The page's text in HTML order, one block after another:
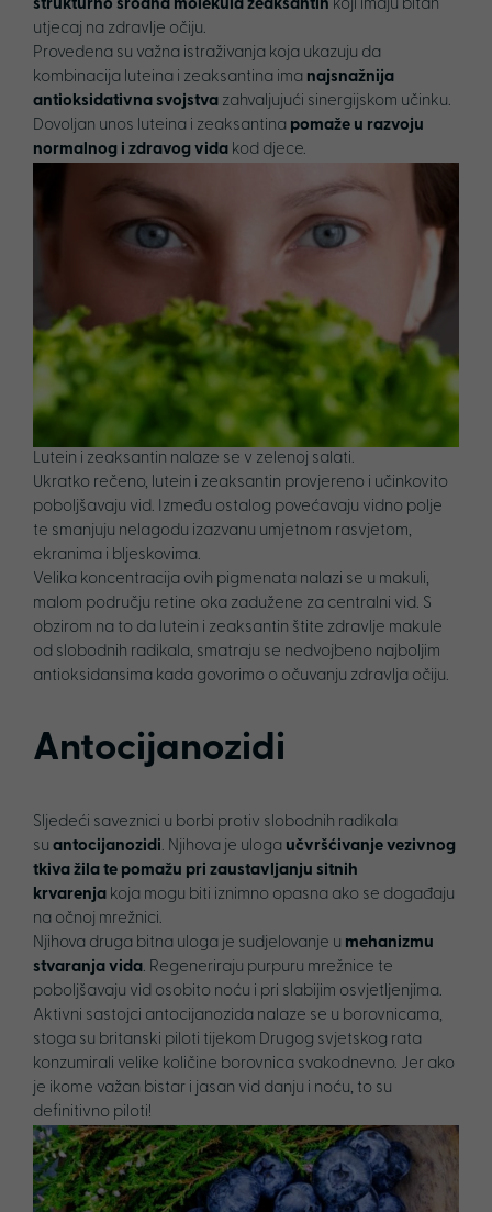
strukturno srodna molekula zeaksantin koji imaju bitan
utjecaj na zdravlje očiju.
Provedena su važna istraživanja koja ukazuju da
kombinacija luteina i zeaksantina ima najsnažnija
antioksidativna svojstvazahvaljujući sinergijskom učinku.
Dovoljan unos luteina i zeaksantina pomaže u razvoju
normalnog i zdravog vida kod djece.
Lutein i zeaksantin nalaze se v zelenoj salati.
Ukratko rečeno, lutein i zeaksantin provjereno i učinkovito
poboljšavaju vid. Između ostalog povećavaju vidno polje
te smanjuju nelagodu izazvanu umjetnom rasvjetom,
ekranima i bljeskovima.
Velika koncentracija ovih pigmenata nalazi se u makuli,
malom području retine oka zadužene za centralni vid. S
obzirom na to da lutein i zeaksantin štite zdravlje makule
od slobodnih radikala, smatraju se nedvojbeno najboljim
antioksidansima kada govorimo o očuvanju zdravlja očiju.
Antocijanozidi
Sljedeći saveznici u borbi protiv slobodnih radikala
su antocijanozidi. Njihova je uloga učvršćivanje vezivnog
tkiva žila te pomažu pri zaustavljanju sitnih
krvarenjakoja mogu biti iznimno opasna ako se događaju
na očnoj mrežnici.
Njihova druga bitna uloga je sudjelovanje u mehanizmu
stvaranja vida. Regeneriraju purpuru mrežnice te
poboljšavaju vid osobito noću i pri slabijim osvjetljenjima.
Aktivni sastojci antocijanozida nalaze se u borovnicama,
stoga su britanski piloti tijekom Drugog svjetskog rata
konzumirali velike količine borovnica svakodnevno. Jer ako
je ikome važan bistar i jasan vid danju i noću, to su
definitivno piloti!